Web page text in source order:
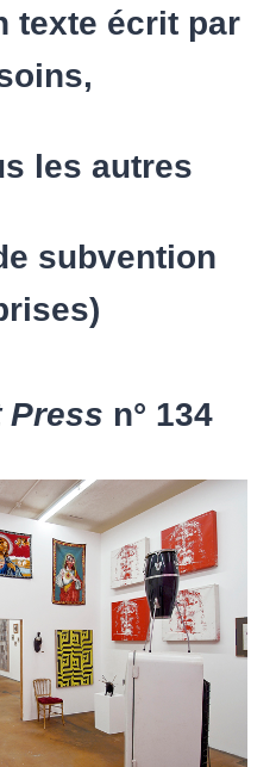
texte écrit par
,
les autres
subvention
Press n° 134